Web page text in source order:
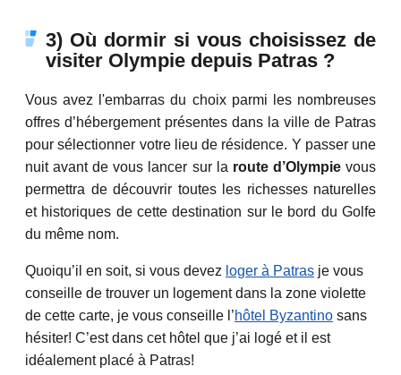
3) Où dormir si vous choisissez de
visiter Olympie depuis Patras ?
Vous avez l'embarras du choix parmi les nombreuses
offres d’hébergement présentes dans la ville de Patras
pour sélectionner votre lieu de résidence. Y passer une
nuit avant de vous lancer sur la route d’Olympievous
permettra de découvrir toutes les richesses naturelles
et historiques de cette destination sur le bord du Golfe
du même nom.
Quoiqu’il en soit, si vous devez loger à Patras je vous
conseille de trouver un logement dans la zone violette
de cette carte, je vous conseille l’hôtel Byzantino sans
hésiter! C’est dans cet hôtel que j’ai logé et il est
idéalement placé à Patras!